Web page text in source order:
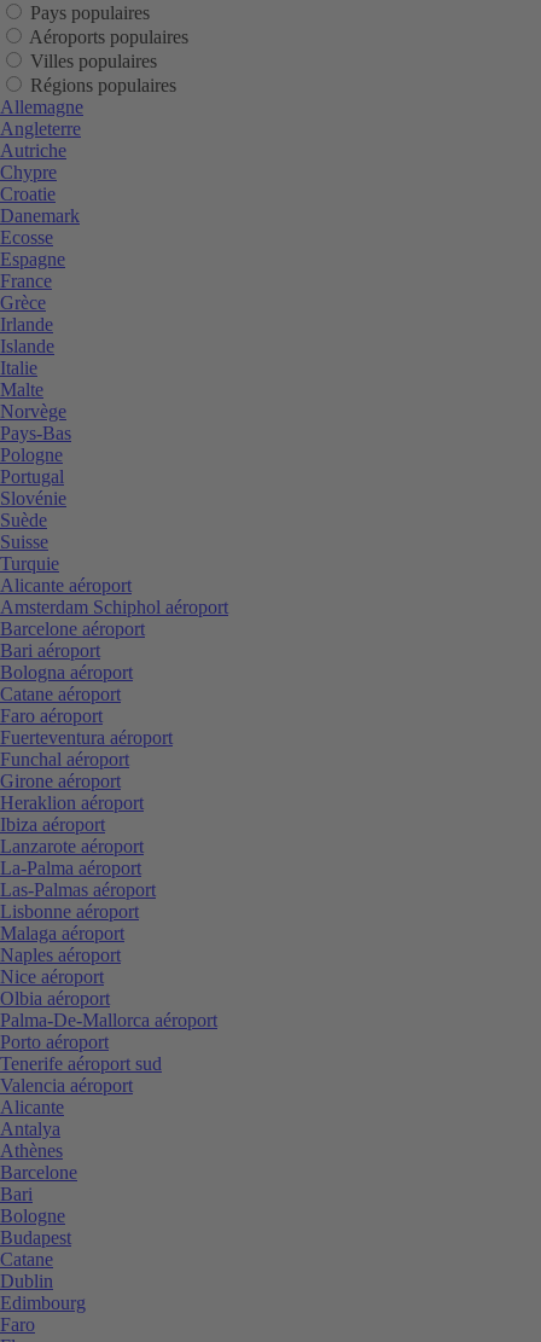
Pays populaires
Aéroports populaires
Villes populaires
Régions populaires
Allemagne
Angleterre
Autriche
Chypre
Croatie
Danemark
Ecosse
Espagne
France
Grèce
Irlande
Islande
Italie
Malte
Norvège
Pays-Bas
Pologne
Portugal
Slovénie
Suède
Suisse
Turquie
Alicante aéroport
Amsterdam Schiphol aéroport
Barcelone aéroport
Bari aéroport
Bologna aéroport
Catane aéroport
Faro aéroport
Fuerteventura aéroport
Funchal aéroport
Girone aéroport
Heraklion aéroport
Ibiza aéroport
Lanzarote aéroport
La-Palma aéroport
Las-Palmas aéroport
Lisbonne aéroport
Malaga aéroport
Naples aéroport
Nice aéroport
Olbia aéroport
Palma-De-Mallorca aéroport
Porto aéroport
Tenerife aéroport sud
Valencia aéroport
Alicante
Antalya
Athènes
Barcelone
Bari
Bologne
Budapest
Catane
Dublin
Edimbourg
Faro